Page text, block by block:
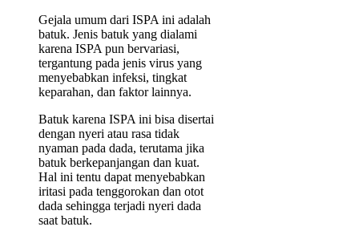
Gejala umum dari ISPA ini adalah
batuk. Jenis batuk yang dialami
karena ISPA pun bervariasi,
tergantung pada jenis virus yang
menyebabkan infeksi, tingkat
keparahan, dan faktor lainnya.
Batuk karena ISPA ini bisa disertai
dengan nyeri atau rasa tidak
nyaman pada dada, terutama jika
batuk berkepanjangan dan kuat.
Hal ini tentu dapat menyebabkan
iritasi pada tenggorokan dan otot
dada sehingga terjadi nyeri dada
saat batuk.